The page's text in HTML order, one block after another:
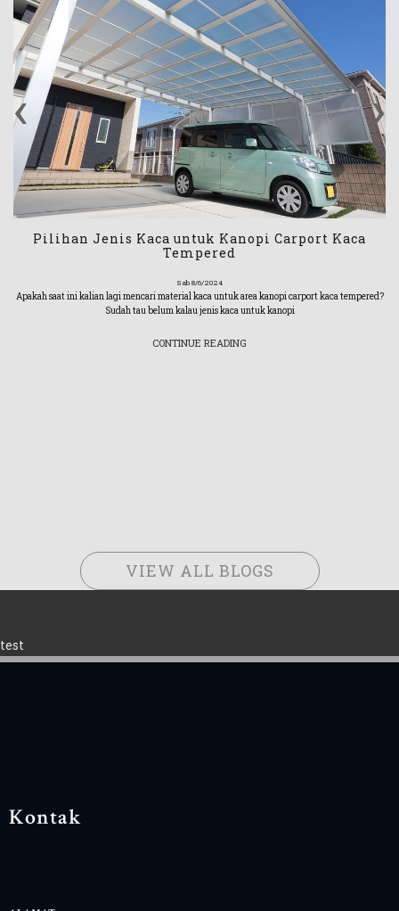
Pilihan Jenis Kaca untuk Kanopi Carport Kaca
Tempered
Sab 8/6/2024
Apakah saat ini kalian lagi mencari material kaca untuk area kanopi carport kaca tempered?
Sudah tau belum kalau jenis kaca untuk kanopi
CONTINUE READING
‹ ›
VIEW ALL BLOGS
test
Kontak